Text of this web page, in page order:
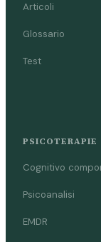
Articoli
Glossario
Test
PSICOTERAPIE
Cognitivo
Psicoanalisi
EMDR